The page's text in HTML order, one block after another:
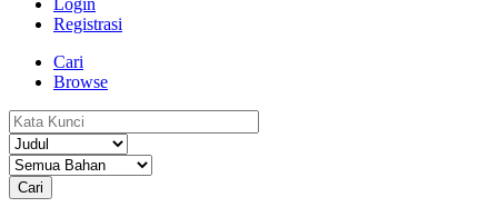
Registrasi
Cari
Browse